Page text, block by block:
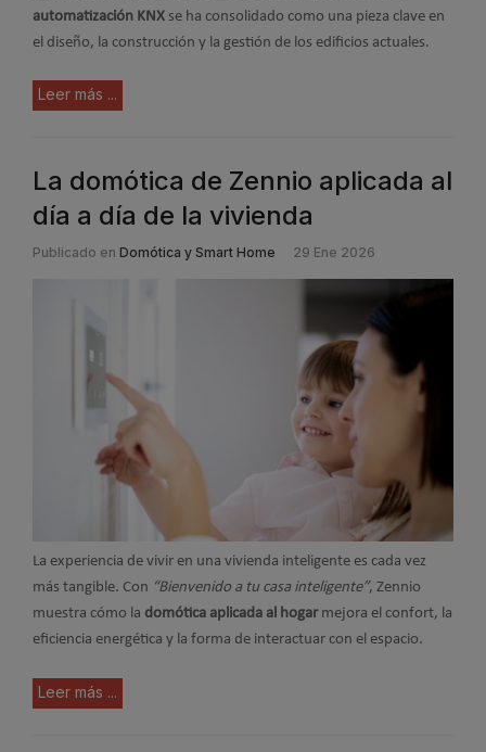
automatización KNX se ha consolidado como una pieza clave en
el diseño, la construcción y la gestión de los edificios actuales.
Leer más ...
La domótica de Zennio aplicada al
día a día de la vivienda
Publicado en Domótica y Smart Home 29 Ene 2026
La experiencia de vivir en una vivienda inteligente es cada vez
más tangible. Con “Bienvenido a tu casa inteligente”, Zennio
muestra cómo la domótica aplicada al hogarmejora el confort, la
eficiencia energética y la forma de interactuar con el espacio.
Leer más ...